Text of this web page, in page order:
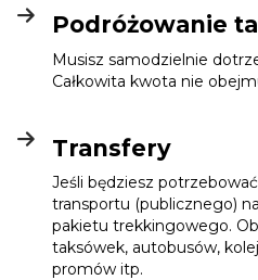
Podróżowanie
Musisz samodzielnie
Całkowita kwota nie
Transfery
Jeśli będziesz
transportu (publicznego)
pakietu trekkingowego.
taksówek, autobusów,
promów itp.